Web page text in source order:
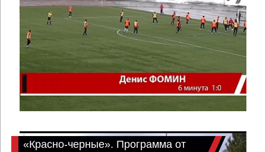
«Красно-черные». Программа от